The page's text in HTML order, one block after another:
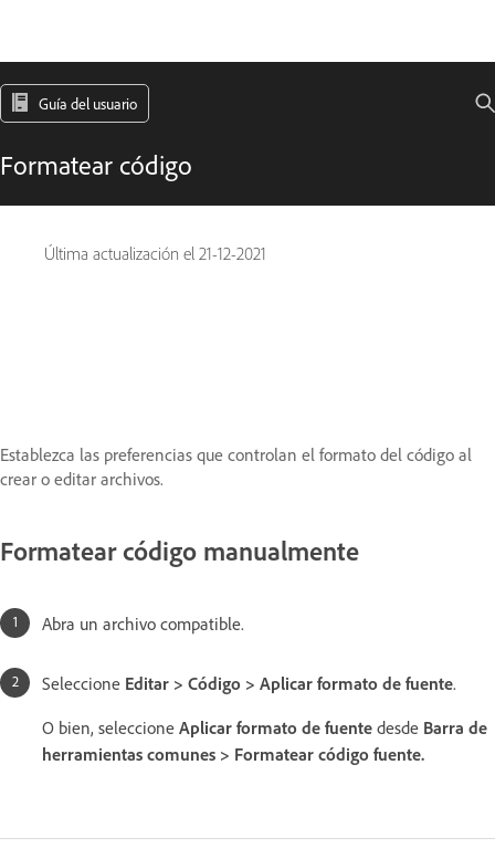
Guía del usuario
Formatear código
Última actualización el 21-12-2021
Establezca las preferencias que controlan el formato del código al
crear o editar archivos.
Formatear código manualmente
Abra un archivo compatible.
Seleccione Editar > Código > Aplicar formato de fuente.
O bien, seleccione Aplicar formato de fuente desde Barra de
herramientas comunes > Formatear código fuente.